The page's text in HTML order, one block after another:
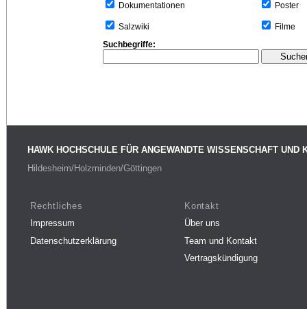
Dokumentationen
Salzwiki
Poster
Filme
Suchbegriffe:
HAWK HOCHSCHULE FÜR ANGEWANDTE WISSENSCHAFT UND
Hildesheim/Holzminden/Göttingen
Rechtliches
Impressum
Datenschutzerklärung
Kontakt
Über uns
Team und Kontakt
Vertragskündigung